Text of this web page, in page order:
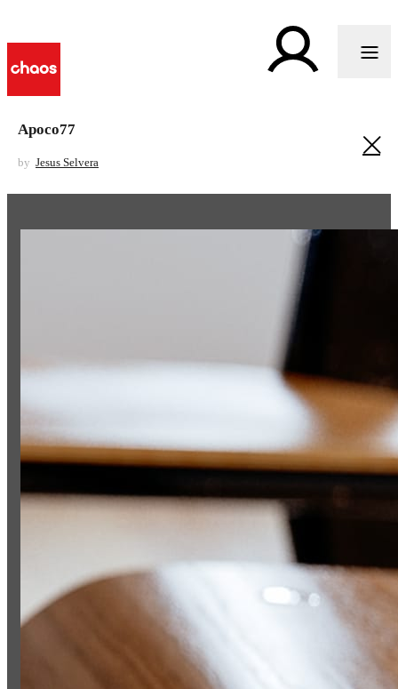
Apoco77
by Jesus Selvera